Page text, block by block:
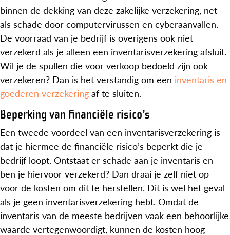
binnen de dekking van deze zakelijke verzekering, net
als schade door computervirussen en cyberaanvallen.
De voorraad van je bedrijf is overigens ook niet
verzekerd als je alleen een inventarisverzekering afsluit.
Wil je de spullen die voor verkoop bedoeld zijn ook
verzekeren? Dan is het verstandig om een inventaris en
goederen verzekering af te sluiten.
Beperking van financiële risico’s
Een tweede voordeel van een inventarisverzekering is
dat je hiermee de financiële risico’s beperkt die je
bedrijf loopt. Ontstaat er schade aan je inventaris en
ben je hiervoor verzekerd? Dan draai je zelf niet op
voor de kosten om dit te herstellen. Dit is wel het geval
als je geen inventarisverzekering hebt. Omdat de
inventaris van de meeste bedrijven vaak een behoorlijke
waarde vertegenwoordigt, kunnen de kosten hoog